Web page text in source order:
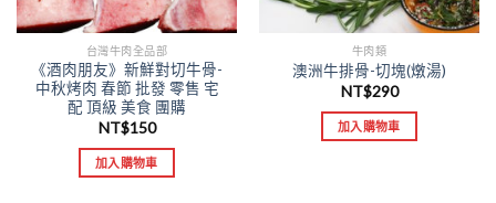
台灣牛肉全品部
《酒肉朋友》新鮮對切牛骨-
中秋烤肉 春節 批發 零售 宅
配 頂級 美食 團購
NT$150
加入購物車
牛肉類
澳洲牛排骨-切塊(燉湯)
NT$290
加入購物車